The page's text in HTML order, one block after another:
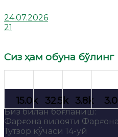
24.07.2026
21
Сиз ҳам обуна бўлинг
Биз билан боғланиш:
Фарғона вилояти
Тутзор кўчаси 14-уй